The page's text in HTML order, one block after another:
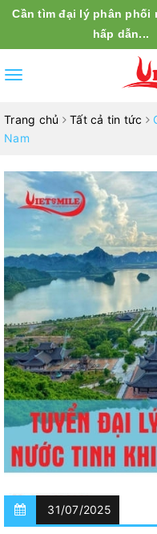
Toggle
Trang chủ Tất cả tin tức
Nam
31/07/2025
Cần tìm đại lý phân phối
hấp dẫn...